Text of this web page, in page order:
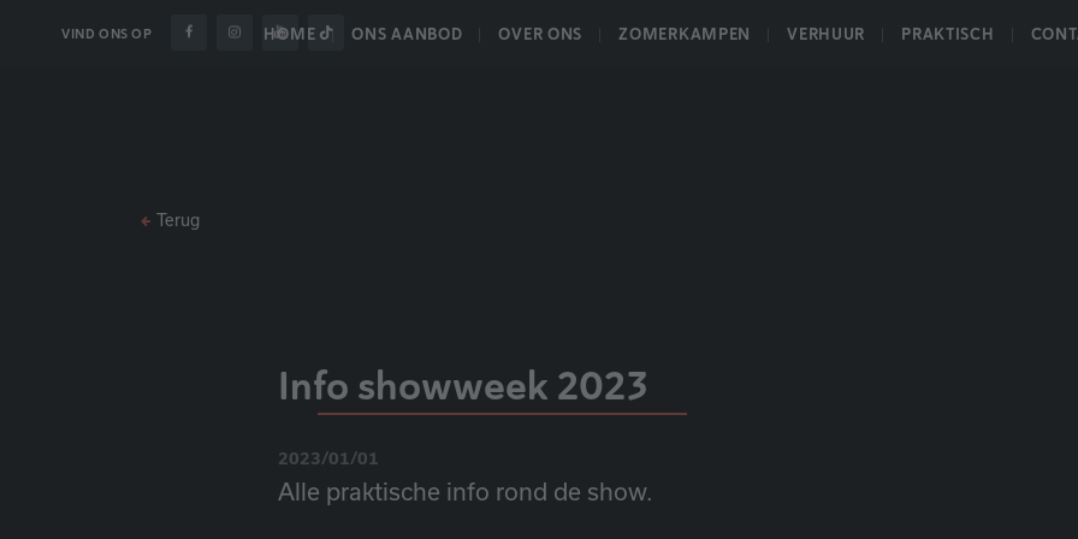
VIND ONS OP HOME ONS AANBOD OVER ONS ZOMERKAMPEN VERHUUR PRAKTISCH
Info showweek 2023
2023/01/01
Alle praktische info rond de show.
Terug